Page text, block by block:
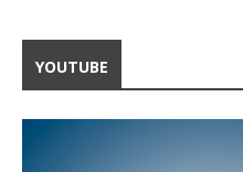
YOUTUBE